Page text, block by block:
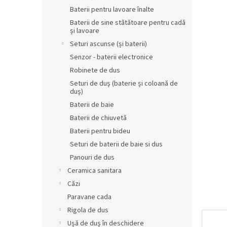
Baterii pentru lavoare înalte
Baterii de sine stătătoare pentru cadă
și lavoare
Seturi ascunse (și baterii)
Senzor - baterii electronice
Robinete de dus
Seturi de duș (baterie și coloană de
duș)
Baterii de baie
Baterii de chiuvetă
Baterii pentru bideu
Seturi de baterii de baie si dus
Panouri de dus
Ceramica sanitara
Căzi
Paravane cada
Rigola de dus
Ușă de duș în deschidere